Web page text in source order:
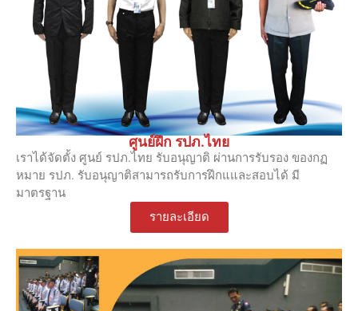
ศูนย์ฝึก รปภ.ไทย
เราได้จัดตั้ง ศูนย์ รปภ.ไทย รับอนุญาติ ผ่านการรับรอง ของกฏ
หมาย รปภ. รับอนุญาติสามารถรับการฝึกแและสอบได้ มี
มาตรฐาน
รายละเอียด